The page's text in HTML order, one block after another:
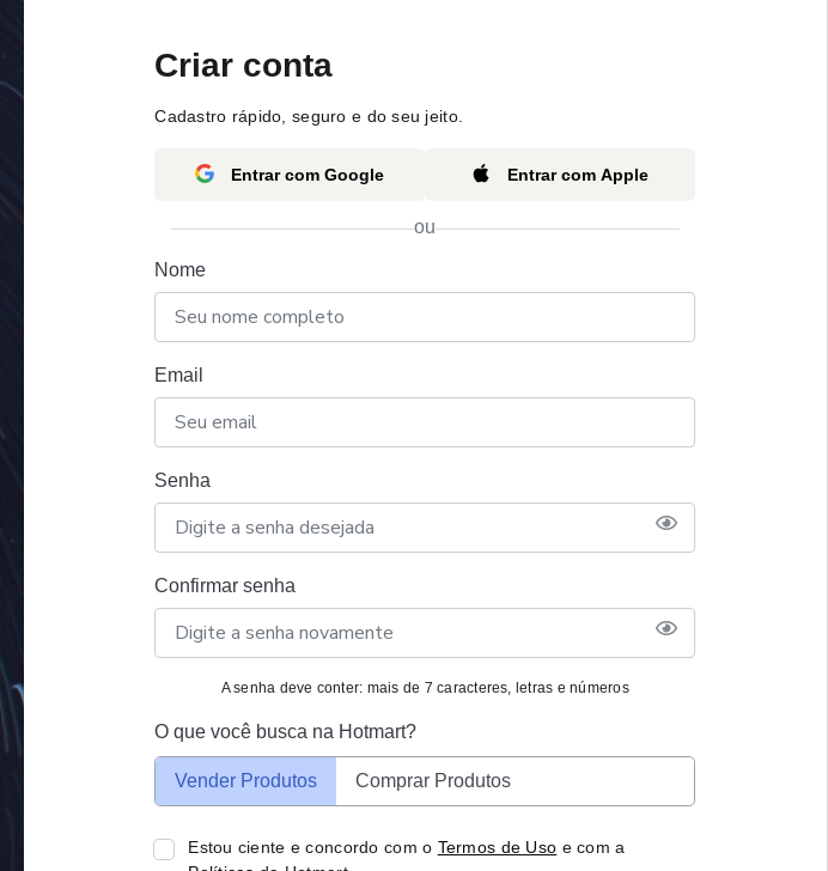
Criar conta
Cadastro rápido, seguro e do seu jeito.
Entrar com Google Entrar com Apple
ou
Nome
Email
Senha
Confirmar senha
A senha deve conter: mais de 7 caracteres, letras e números
O que você busca na Hotmart?
Vender Produtos Comprar Produtos
Estou ciente e concordo com o Termos de Uso e com a